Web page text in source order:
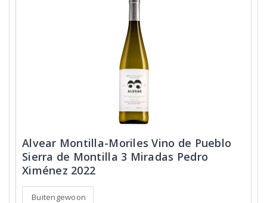
Alvear Montilla-Moriles Vino de Pueblo
Sierra de Montilla 3 Miradas Pedro
Ximénez 2022
Buitengewoon